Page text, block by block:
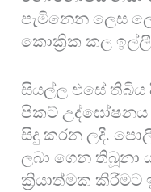
පැමිනෙන ලෙස
කොක්‍රික කල
සියල්ල එසේ තිබිය
පිකට් උද්ඝෝෂනය
සිදු කරන ලදී.
ලබා ගෙන තිබූනා
ක්‍රියාත්මක කිරීමට